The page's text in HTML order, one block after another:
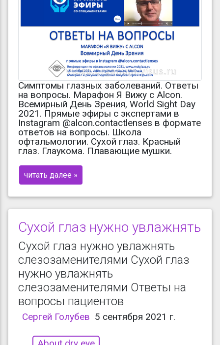
Симптомы глазных заболеваний. Ответы
на вопросы. Марафон Я Вижу с Alcon.
Всемирный День Зрения, World Sight Day
2021. Прямые эфиры с экспертами в
Instagram @alcon.contactlenses в формате
ответов на вопросы. Школа
офтальмологии. Сухой глаз. Красный
глаз. Глаукома. Плавающие мушки.
читать далее »
Сухой глаз нужно увлажнять
Сухой глаз нужно увлажнять
слезозаменителями Сухой глаз
нужно увлажнять
слезозаменителями Ответы на
вопросы пациентов
Сергей Голубев 5 сентября 2021 г.